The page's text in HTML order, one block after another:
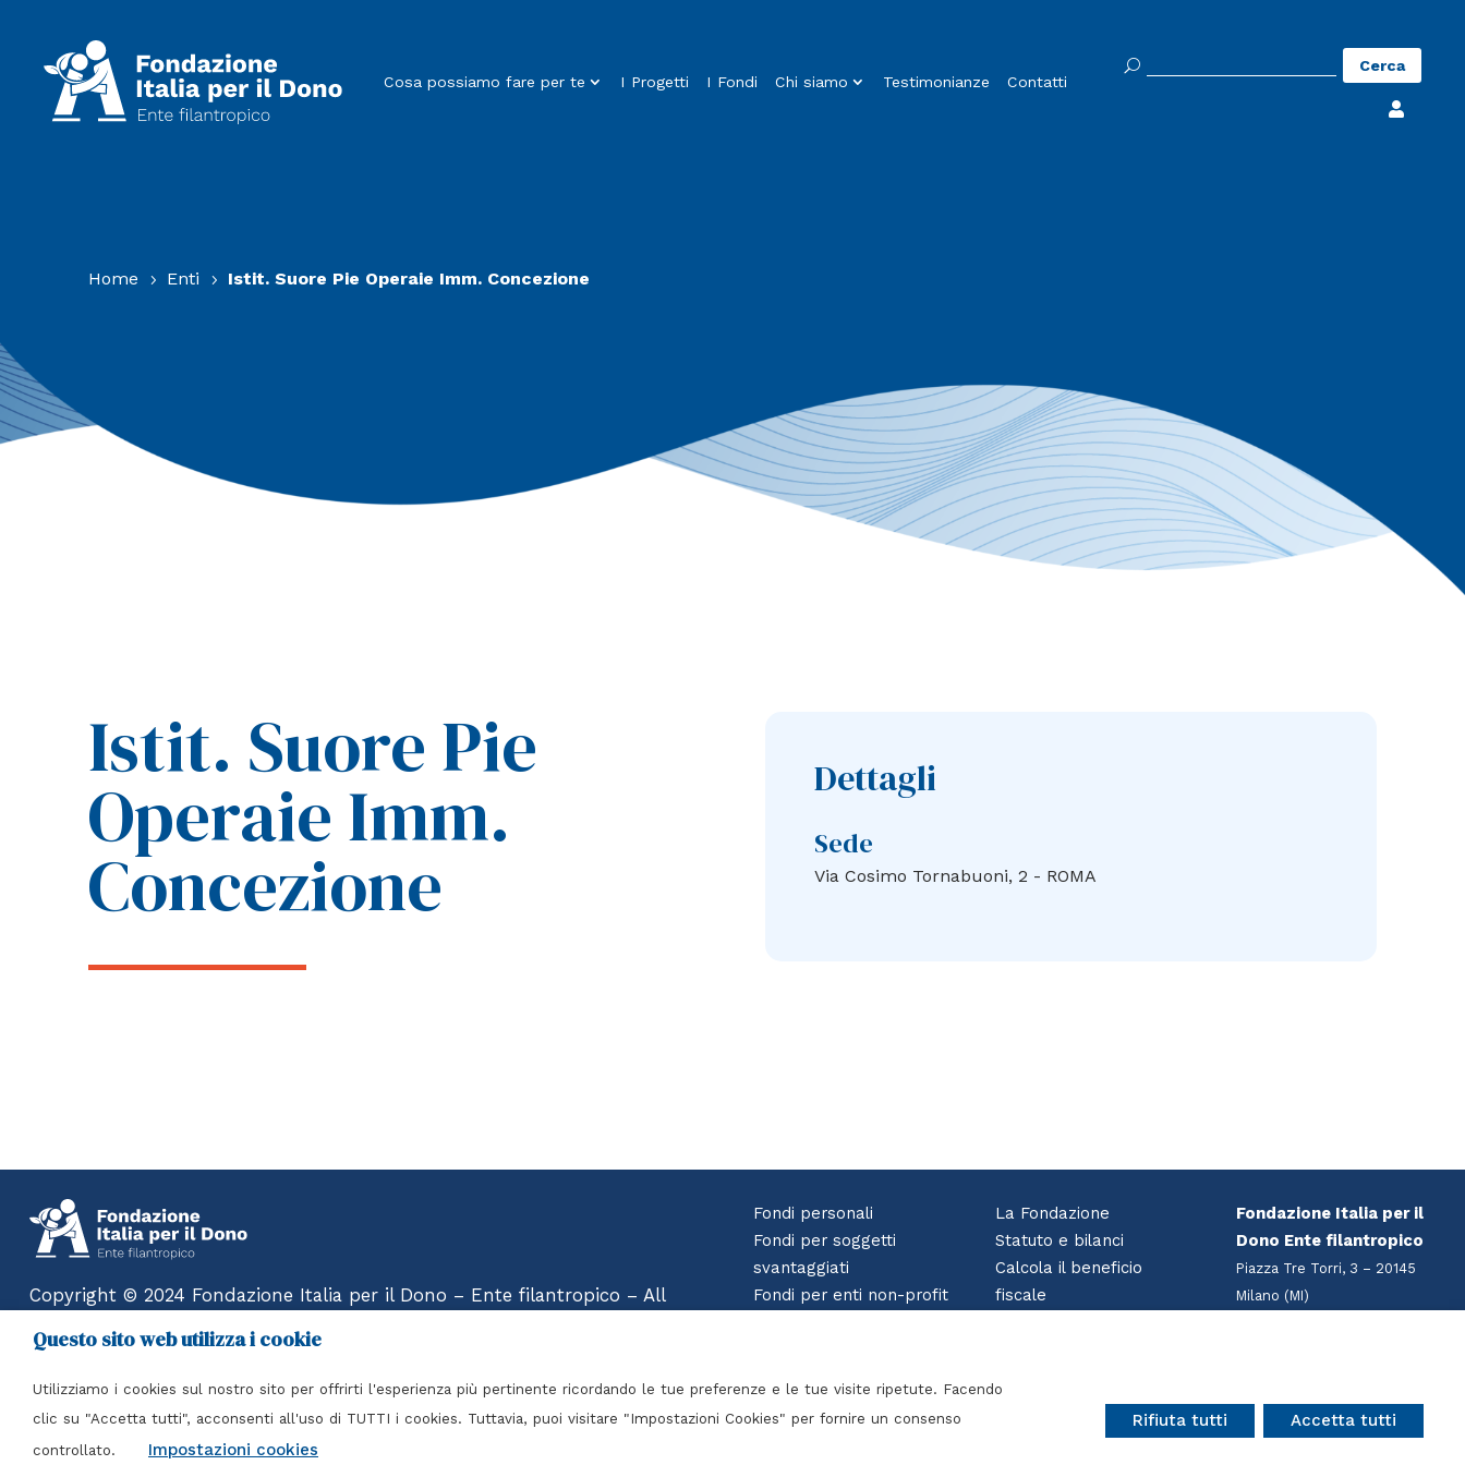
Cosa possiamo fare per te I Progetti I Fondi Chi siamo Testimonianze Contatti

Home 5 Enti 5 Istit. Suore Pie Operaie Imm. Concezione
Istit. Suore Pie
Operaie Imm.
Concezione
Dettagli
Sede
Via Cosimo Tornabuoni, 2 - ROMA
Copyright © 2024 Fondazione Italia per il Dono – Ente filantropico – All
Privacy Policy
Fondi personali
Fondi per soggetti
svantaggiati
Fondi per enti non-profit
La Fondazione
Statuto e bilanci
Calcola il beneficio
fiscale
Fondazione Italia per il
Dono Ente filantropico
Piazza Tre Torri, 3 – 20145
Milano (MI)
Questo sito web utilizza i cookie
Utilizziamo i cookies sul nostro sito per offrirti l'esperienza più pertinente ricordando le tue preferenze e le tue visite ripetute. Facendo
clic su "Accetta tutti", acconsenti all'uso di TUTTI i cookies. Tuttavia, puoi visitare "Impostazioni Cookies" per fornire un consenso
controllato.
Impostazioni cookies
Rifiuta tutti Accetta tutti